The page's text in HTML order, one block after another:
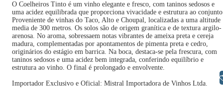
O Coelheiros Tinto é um vinho elegante e fresco, com taninos sedosos e
uma acidez equilibrada que proporciona vivacidade e estrutura ao
Proveniente de vinhas do Taco, Alto e Choupal, localizadas a uma altitude
media de 300 metros. Os solos são de origem granítica e de textura argilo-
arenosa. No aroma, sobressaem notas vibrantes de ameixa preta e cereja
madura, complementadas por apontamentos de pimenta preta e cedro,
originários do estágio em barrica. Na boca, destaca-se pela frescura, com
taninos sedosos e uma acidez bem integrada, conferindo equilíbrio e
estrutura ao vinho. O final é prolongado e envolvente.
Importador Exclusivo e Oficial: Mistral Importadora de Vinhos Ltda.